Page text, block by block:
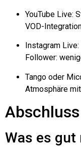
YouTube Live:
VOD-
Instagram
Follower:
Tango oder
Atmosphäre
Abschluss
Was es gut